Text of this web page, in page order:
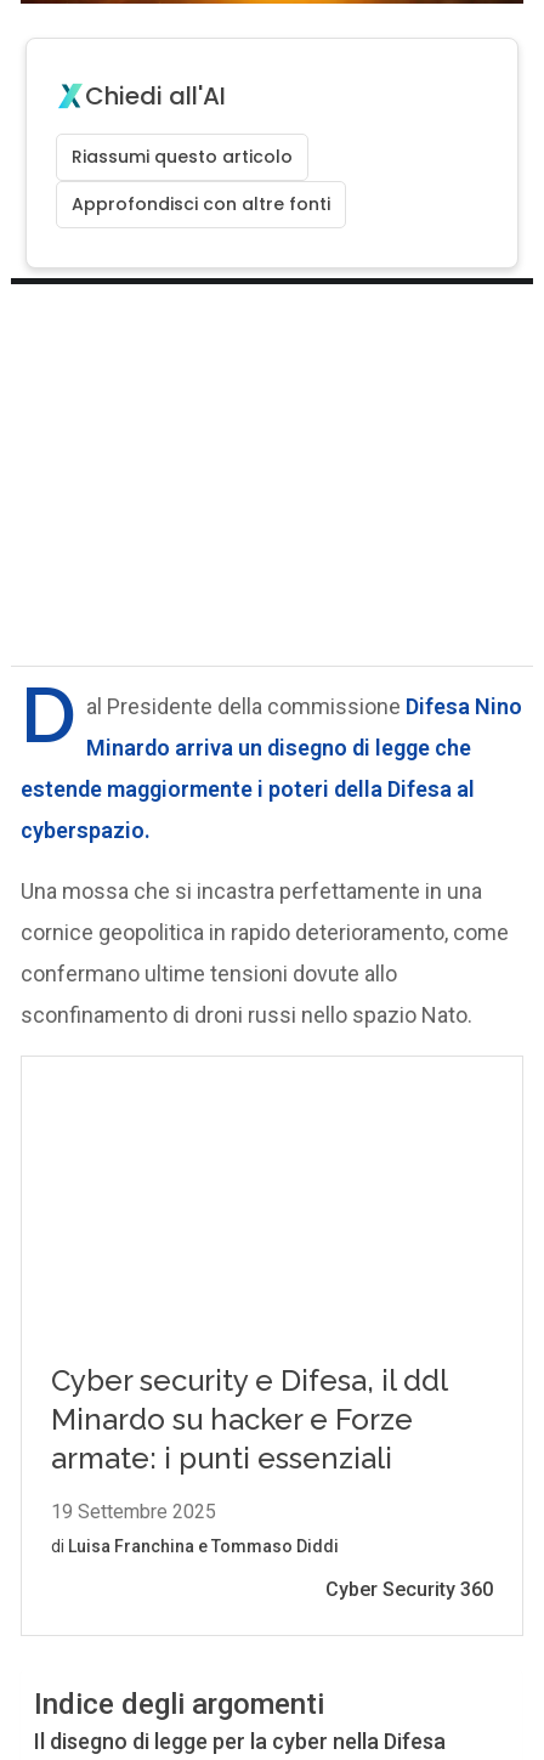
Chiedi all'AI
Riassumi questo articolo
Approfondisci con altre fonti
D al Presidente della commissione Difesa Nino
Minardo arriva un disegno di legge che
estende maggiormente i poteri della Difesa al
cyberspazio.
Una mossa che si incastra perfettamente in una
cornice geopolitica in rapido deterioramento, come
confermano ultime tensioni dovute allo
sconfinamento di droni russi nello spazio Nato.
Indice degli argomenti
Il disegno di legge per la cyber nella Difesa